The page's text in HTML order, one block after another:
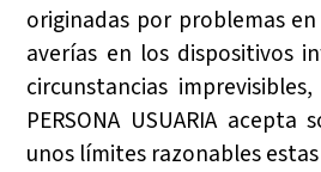
originadas por problemas
averías en los dispositivos
circunstancias
PERSONA USUARIA
unos límites razonables